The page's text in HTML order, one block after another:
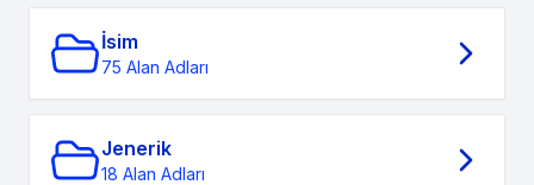
İsim
75 Alan Adları
Jenerik
18 Alan Adları